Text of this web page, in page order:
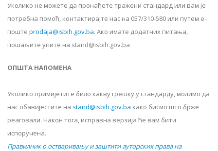
Уколико не можете да пронађете тражени стандард или вам је
потребна помоћ, контактирајте нас на 057/310-580 или путем е-
поште prodaja@isbih.gov.ba. Ако имате додатних питања,
пошаљите упите на stand@isbih.gov.ba
ОПШТА НАПОМЕНА
Уколико примијетите било какву грешку у стандарду, молимо да
нас обавијестите на stand@isbih.gov.ba како бисмо што брже
реаговали. Након тога, исправна верзија ће вам бити
испоручена.
Правилник о остваривању и заштити ауторских права на